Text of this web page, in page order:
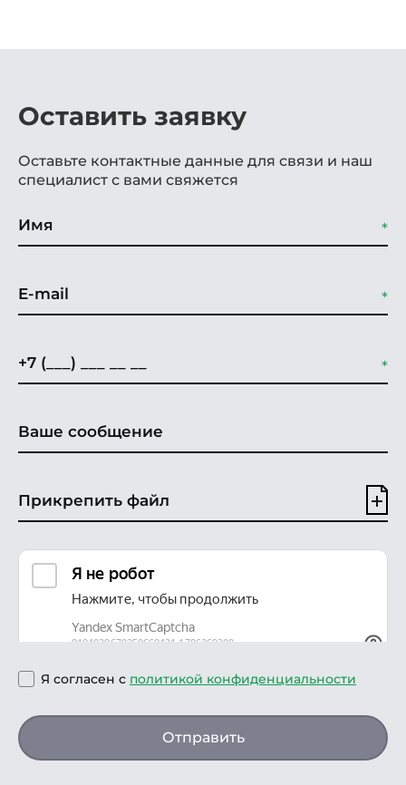
Оставить заявку
Оставьте контактные данные для связи и наш
специалист с вами свяжется
Прикрепить файл
Я согласен с политикой конфиденциальности
Отправить